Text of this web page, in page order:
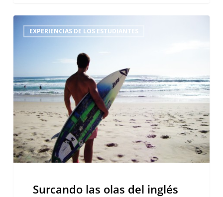
EXPERIENCIAS DE LOS ESTUDIANTES
Surcando las olas del inglés